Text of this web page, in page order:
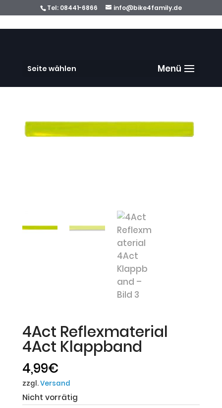
Tel: 08441-6866 info@bike4family.de
Seite wählen
4Act Reflexmaterial
4Act Klappband
4,99€
zzgl.Versand
Nicht vorrätig